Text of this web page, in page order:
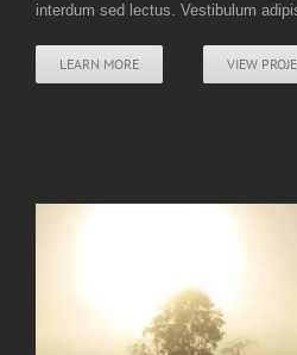
interdum sed lectus. Vestibulum
LEARN MORE VIEW